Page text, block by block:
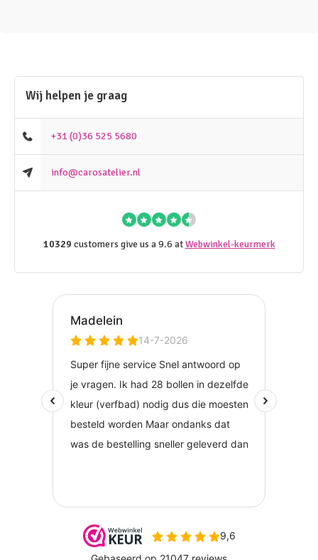
Wij helpen je graag
+31 (0)36 525 5680
info@carosatelier.nl
10329 customers give us a 9.6 atWebwinkel-keurmerk